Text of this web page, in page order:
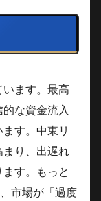
ます。最高
な資金流入
す。中東リ
まり、出遅れ
す。もっと
市場が「過度